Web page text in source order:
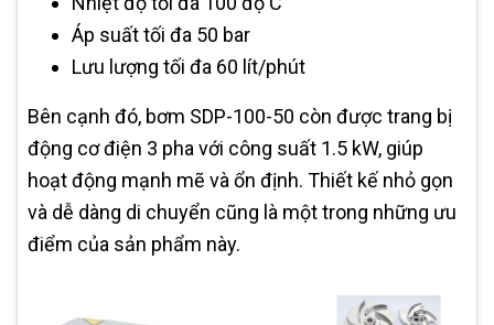
Áp suất tối đa 50 bar
Lưu lượng tối đa 60 lít/phút
Bên cạnh đó, bơm SDP-100-50 còn được trang bị
động cơ điện 3 pha với công suất 1.5 kW, giúp
hoạt động mạnh mẽ và ổn định. Thiết kế nhỏ gọn
và dễ dàng di chuyển cũng là một trong những ưu
điểm của sản phẩm này.